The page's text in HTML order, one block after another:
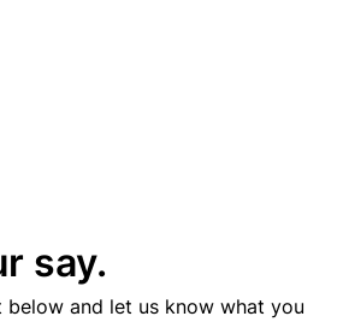
say.
below and let us know what you